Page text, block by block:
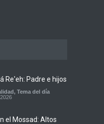
Re'eh: Padre e hijos
, Tema del día
el Mossad: Altos